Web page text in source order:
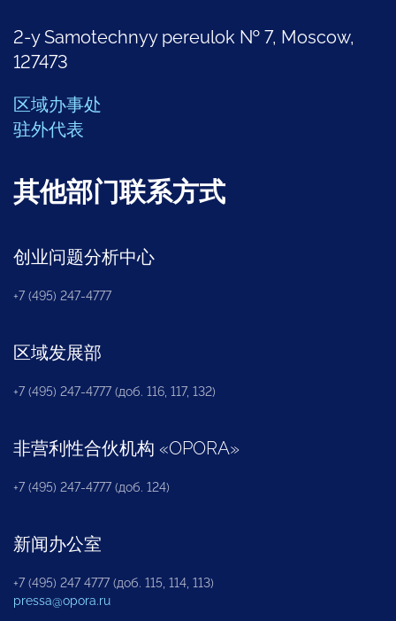
2-y Samotechnyy pereulok № 7, Moscow,
127473
区域办事处
驻外代表
其他部门联系方式
创业问题分析中心
+7 (495) 247-4777
区域发展部
+7 (495) 247-4777 (доб. 116, 117, 132)
非营利性合伙机构 «OPORA»
+7 (495) 247-4777 (доб. 124)
新闻办公室
+7 (495) 247 4777 (доб. 115, 114, 113)
pressa@opora.ru